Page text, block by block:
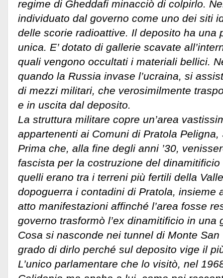
regime di Gheddafi minacciò di colpirlo.
individuato dal governo come uno dei siti
delle scorie radioattive. Il deposito ha una
unica. E’ dotato di gallerie scavate
quali vengono occultati i materiali bellici.
quando la Russia invase l’ucraina, si
di mezzi militari, che verosimilmente
e in uscita dal deposito.
La struttura militare copre un’area
appartenenti ai Comuni di Pratola
Prima che, alla fine degli anni ’30,
fascista per la costruzione del
quelli erano tra i terreni più fertili della
dopoguerra i contadini di Pratola, insieme
atto manifestazioni affinché l’area fosse
governo trasformò l’ex dinamitificio in una
Cosa si nasconde nei tunnel di Monte
grado di dirlo perché sul deposito vige il
L’unico parlamentare che lo visitò, nel